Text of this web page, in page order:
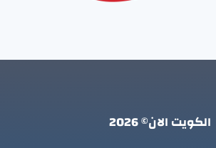
الكويت الان© 2026